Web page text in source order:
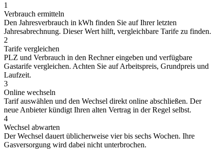
1
Verbrauch ermitteln
Den Jahresverbrauch in kWh finden Sie auf Ihrer letzten
Jahresabrechnung. Dieser Wert hilft, vergleichbare Tarife zu finden.
2
Tarife vergleichen
PLZ und Verbrauch in den Rechner eingeben und verfügbare
Gastarife vergleichen. Achten Sie auf Arbeitspreis, Grundpreis und
Laufzeit.
3
Online wechseln
Tarif auswählen und den Wechsel direkt online abschließen. Der
neue Anbieter kündigt Ihren alten Vertrag in der Regel selbst.
4
Wechsel abwarten
Der Wechsel dauert üblicherweise vier bis sechs Wochen. Ihre
Gasversorgung wird dabei nicht unterbrochen.